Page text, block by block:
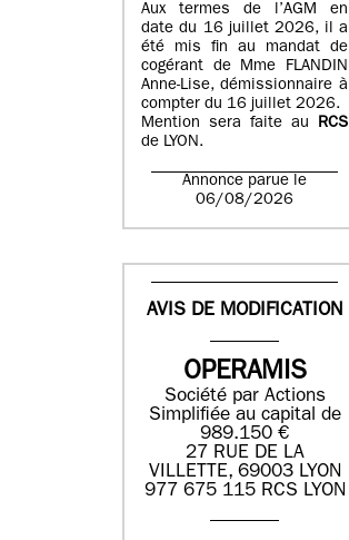
Aux termes de l’AGM en
date du 16 juillet 2026, il a
été mis fin au mandat de
cogérant de Mme FLANDIN
Anne-Lise, démissionnaire à
compter du 16 juillet 2026.
Mention sera faite au RCS
de LYON.
Annonce parue le
06/08/2026
AVIS DE MODIFICATION
OPERAMIS
Société par Actions
Simplifiée au capital de
989.150 €
27 RUE DE LA
VILLETTE, 69003 LYON
977 675 115 RCS LYON